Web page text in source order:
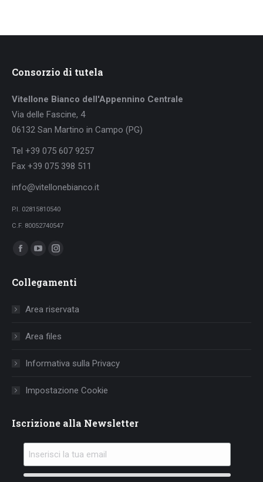
Consorzio di tutela
Vitellone Bianco dell'Appennino Centrale
Via delle Fascine, 4
06132 San Martino in Campo (PG)
Tel +39 075 607 9257
Fax +39 075 398 511
info@vitellonebianco.it
P.I. 02815810540
C.F. 80052740547
Ci puoi trovare su:
Facebook
opens
window
YouTube
opens
window
Instagram
opens
Collegamenti
Area riservata
Area files
Informativa sulla Privacy
Impostazione Cookie
Iscrizione alla Newsletter